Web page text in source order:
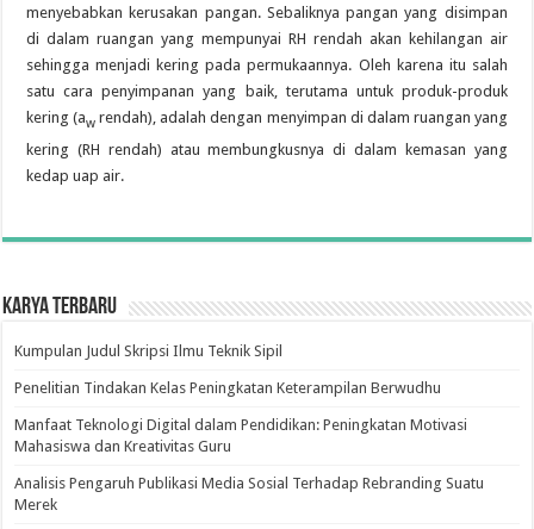
menyebabkan kerusakan pangan. Sebaliknya pangan yang disimpan
di dalam ruangan yang mempunyai RH rendah akan kehilangan air
sehingga menjadi kering pada permukaannya. Oleh karena itu salah
satu cara penyimpanan yang baik, terutama untuk produk-produk
kering (aw rendah), adalah dengan menyimpan di dalam ruangan yang
kering (RH rendah) atau membungkusnya di dalam kemasan yang
kedap uap air.
Karya Terbaru
Kumpulan Judul Skripsi Ilmu Teknik Sipil
Penelitian Tindakan Kelas Peningkatan Keterampilan Berwudhu
Manfaat Teknologi Digital dalam Pendidikan: Peningkatan Motivasi
Mahasiswa dan Kreativitas Guru
Analisis Pengaruh Publikasi Media Sosial Terhadap Rebranding Suatu
Merek